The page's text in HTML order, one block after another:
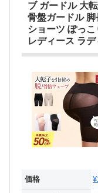
ブ ガードル 大
骨盤ガードル
ショーツ ぽっ
レディース ラデ
価格